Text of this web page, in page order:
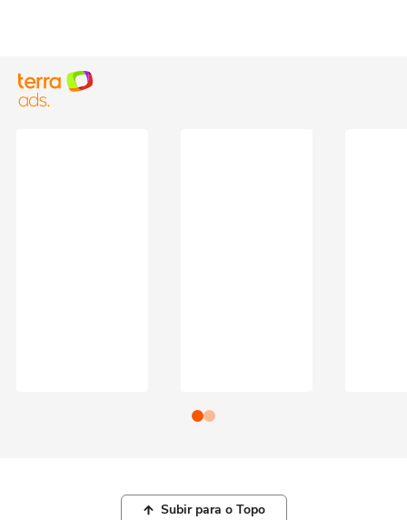
Subir para o Topo